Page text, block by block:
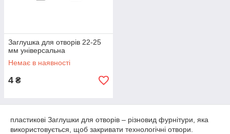
Заглушка для отворів 22-25
мм універсальна
Немає в наявності
4 ₴
пластикові Заглушки для отворів – різновид фурнітури, яка
використовується, щоб закривати технологічні отвори.